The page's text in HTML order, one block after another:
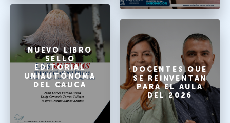
NUEVO LIBRO
SELLO
EDITORIAL
UNIAUTÓNOMA
DEL CAUCA
DOCENTES QUE
SE REINVENTAN
PARA EL AULA
DEL 2026